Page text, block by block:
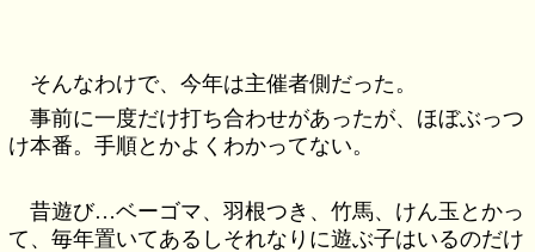
そんなわけで、今年は主催者側だった。
事前に一度だけ打ち合わせがあったが、ほぼぶっつ
け本番。手順とかよくわかってない。
昔遊び…ベーゴマ、羽根つき、竹馬、けん玉とかっ
て、毎年置いてあるしそれなりに遊ぶ子はいるのだけ